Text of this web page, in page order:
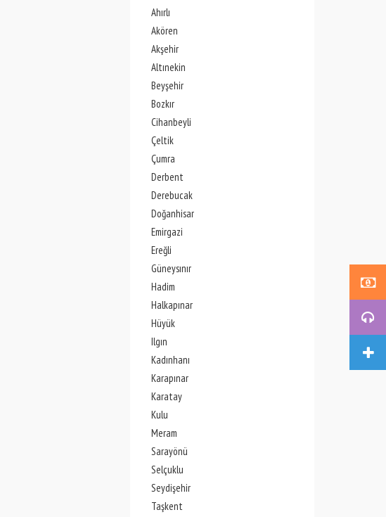
Ahırlı
Akören
Akşehir
Altınekin
Beyşehir
Bozkır
Cihanbeyli
Çeltik
Çumra
Derbent
Derebucak
Doğanhisar
Emirgazi
Ereğli
Güneysınır
Hadim
Halkapınar
Hüyük
Ilgın
Kadınhanı
Karapınar
Karatay
Kulu
Meram
Sarayönü
Selçuklu
Seydişehir
Taşkent